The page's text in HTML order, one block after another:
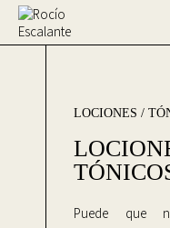
LOCIONES /
Puede que